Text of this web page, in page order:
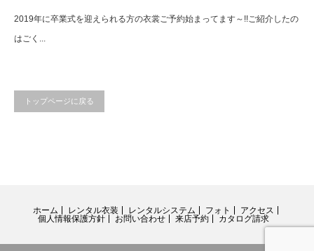
2019年に卒業式を迎えられる方の衣裳ご予約始まってます～!!ご紹介したの
はごく...
トップページに戻る
ホーム レンタル衣装 レンタルシステム フォト
アクセス
個人情報保護方針
お問い合わせ 来店予約 カタログ請求